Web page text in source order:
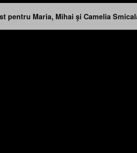
pentru Maria, Mihai şi Camelia